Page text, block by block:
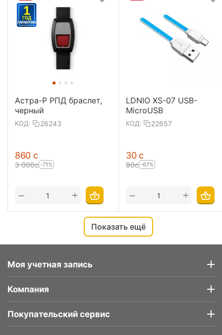
Астра-Р РПД браслет,
черный
КОД: 26243
‍860‍ с
3 000с -71%
+
−
LDNIO XS-07 USB-
MicroUSB
КОД: 22657
‍30‍ с
‍90‍с -67%
+
−
Показать ещё
Моя учетная запись
Компания
Покупательский сервис